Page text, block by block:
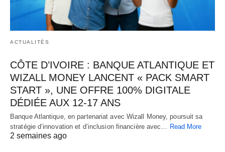
ACTUALITÉS
CÔTE D’IVOIRE : BANQUE ATLANTIQUE ET
WIZALL MONEY LANCENT « PACK SMART
START », UNE OFFRE 100% DIGITALE
DÉDIÉE AUX 12-17 ANS
Banque Atlantique, en partenariat avec Wizall Money, poursuit sa
stratégie d’innovation et d’inclusion financière avec…
Read More
2 semaines ago